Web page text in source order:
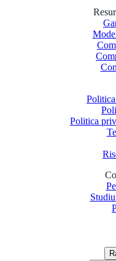
Politica